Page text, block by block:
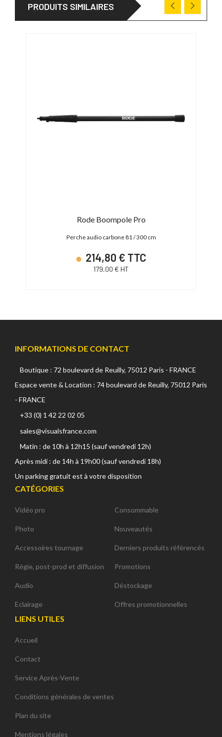
PRODUITS SIMILAIRES
Rode Boompole Pro
Perche audio carbone 81 / 300 cm
214,80 € TTC
179,00 € HT
INFORMATIONS DE CONTACT
Boutique : 72 boulevard de Reuilly, 75012 Paris - FRANCE
Espace vente & Location : 74 boulevard de Reuilly, 75012 Paris
- FRANCE
+33 (0) 1 42 22 02 05
sales@visualsfrance.com
Matin : de 10h à 12h15 (sauf vendredi 12h)
Après midi : de 14h à 19h00 (sauf vendredi 18h)
Un parking gratuit est à votre disposition
CATÉGORIES
Vidéo pro
Photo
Accessoires tournage
Régie, post-prod et diffusion
Audio
Eclairage
Consommable
Nouveautés
Derniers produits référencés
Promotions
Déstockage
Offres promotionnelles
LIENS UTILES
Accueil
Contact
Service Après-Vente
Conditions générales de ventes
Plan du site
Mentions légales